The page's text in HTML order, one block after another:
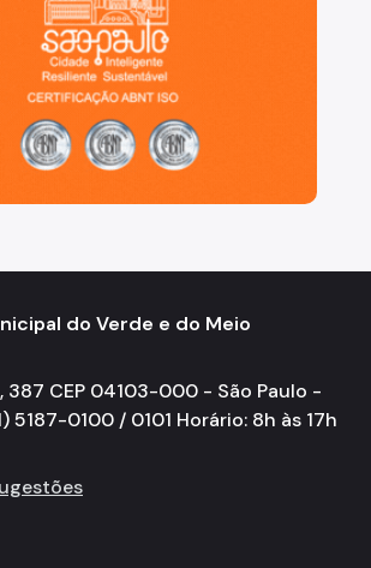
do Verde e do Meio
387 CEP 04103-000 - São Paulo -
5187-0100 / 0101 Horário: 8h às 17h